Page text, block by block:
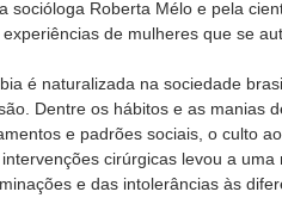
socióloga Roberta Mélo e pela
de mulheres que se
é naturalizada na sociedade
Dentre os hábitos e as manias
e padrões sociais, o culto
cirúrgicas levou a
e das intolerâncias às